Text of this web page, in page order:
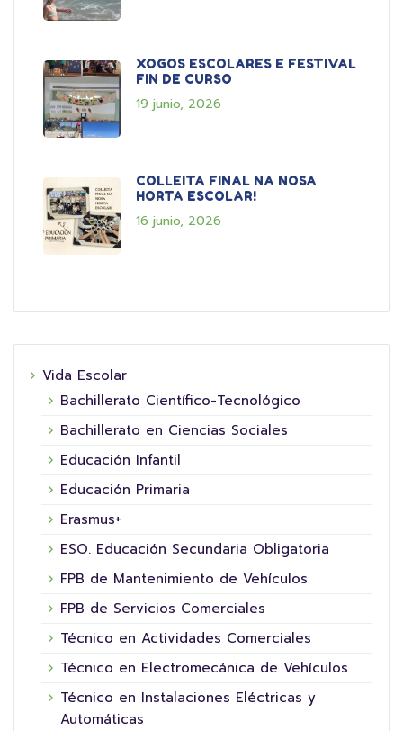
XOGOS ESCOLARES E FESTIVAL
FIN DE CURSO
19 junio, 2026
COLLEITA FINAL NA NOSA
HORTA ESCOLAR!
16 junio, 2026
Vida Escolar
Bachillerato Científico-Tecnológico
Bachillerato en Ciencias Sociales
Educación Infantil
Educación Primaria
Erasmus+
ESO. Educación Secundaria Obligatoria
FPB de Mantenimiento de Vehículos
FPB de Servicios Comerciales
Técnico en Actividades Comerciales
Técnico en Electromecánica de Vehículos
Técnico en Instalaciones Eléctricas y
Automáticas